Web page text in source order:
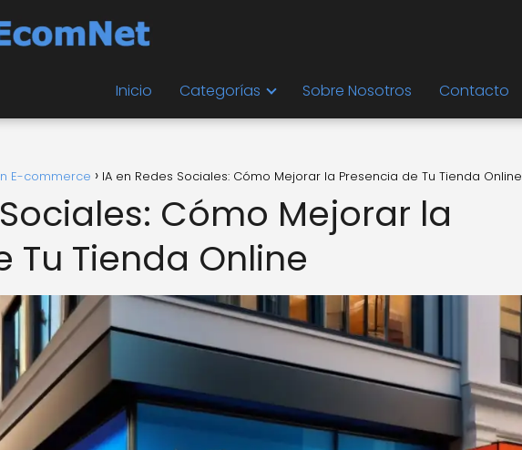
Inicio Categorías Sobre Nosotros Contacto
E-commerce IA en Redes Sociales: Cómo Mejorar la Presencia de Tu Tienda Online
Cómo Mejorar la
Tu Tienda Online